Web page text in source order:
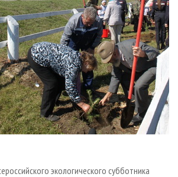
экологического субботника